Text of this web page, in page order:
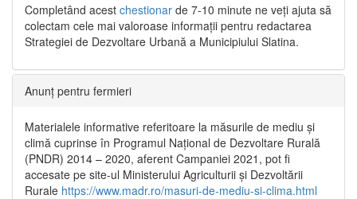
Completând acest chestionar de 7-10 minute ne veți ajuta să
colectam cele mai valoroase informații pentru redactarea
Strategiei de Dezvoltare Urbană a Municipiului Slatina.
Anunț pentru fermieri
Materialele informative referitoare la măsurile de mediu și
climă cuprinse în Programul Național de Dezvoltare Rurală
(PNDR) 2014 – 2020, aferent Campaniei 2021, pot fi
accesate pe site-ul Ministerului Agriculturii și Dezvoltării
Rurale https://www.madr.ro/masuri-de-mediu-si-clima.html